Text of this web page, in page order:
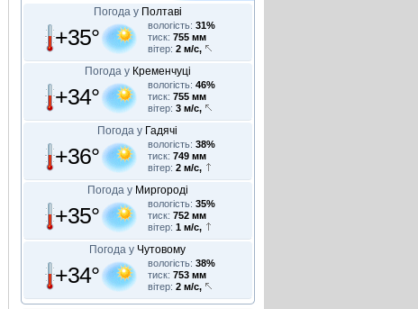
Погода у Полтаві
+35° вологість: 31%
тиск: 755 мм
вітер: 2 м/с,
Погода у Кременчуці
+34° вологість: 46%
тиск: 755 мм
вітер: 3 м/с,
Погода у Гадячі
+36° вологість: 38%
тиск: 749 мм
вітер: 2 м/с,
Погода у Миргороді
+35° вологість: 35%
тиск: 752 мм
вітер: 1 м/с,
Погода у Чутовому
+34° вологість: 38%
тиск: 753 мм
вітер: 2 м/с,